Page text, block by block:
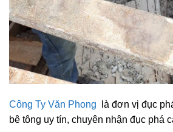
Công Ty Văn Phong
là đơn vị đục
bê tông uy tín, chuyên nhận đục phá